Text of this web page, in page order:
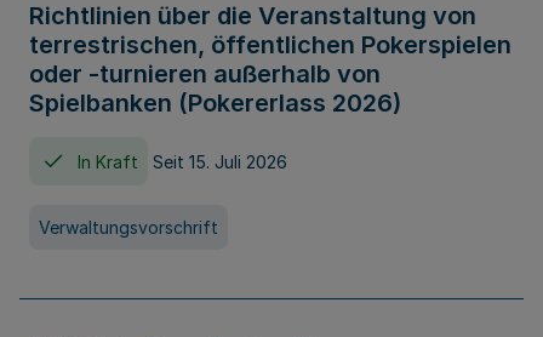
Richtlinien über die Veranstaltung von
terrestrischen, öffentlichen Pokerspielen
oder -turnieren außerhalb von
Spielbanken (Pokererlass 2026)
In Kraft Seit 15. Juli 2026
Verwaltungsvorschrift